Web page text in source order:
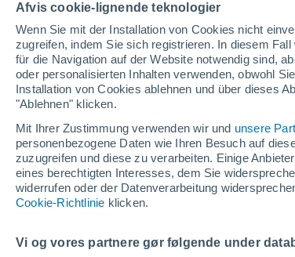
Afvis cookie-lignende teknologier
Wenn Sie mit der Installation von Cookies nicht
zugreifen, indem Sie sich registrieren. In diesem
für die Navigation auf der Website notwendig sind,
oder personalisierten Inhalten verwenden, obwohl
Installation von Cookies ablehnen und über dieses
"Ablehnen" klicken.
Mit Ihrer Zustimmung verwenden wir und unsere
personenbezogene Daten wie Ihren Besuch auf
zuzugreifen und diese zu verarbeiten. Einige
eines berechtigten Interesses, dem Sie
widerrufen oder der Datenverarbeitung
Cookie-Richtlinie klicken.
Vi og vores partnere gør følgende under
Schneebericht heute
Pisten nach
Schwierigkeitsgrad
0 2
befahrbare Pistenkilometer
Offene Pisten